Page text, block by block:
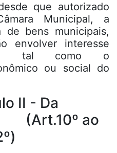
que autorizado
Municipal, a
de bens municipais,
envolver interesse
tal como o
ou social do
II - Da
(Art.10º ao